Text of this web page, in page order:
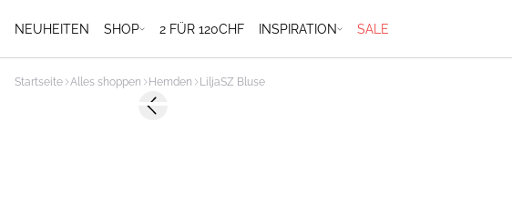
NEUHEITEN SHOP 2 FÜR 120CHF INSPIRATION SALE
Startseite Alles shoppen Hemden LiljaSZ Bluse
-50%Previous slide